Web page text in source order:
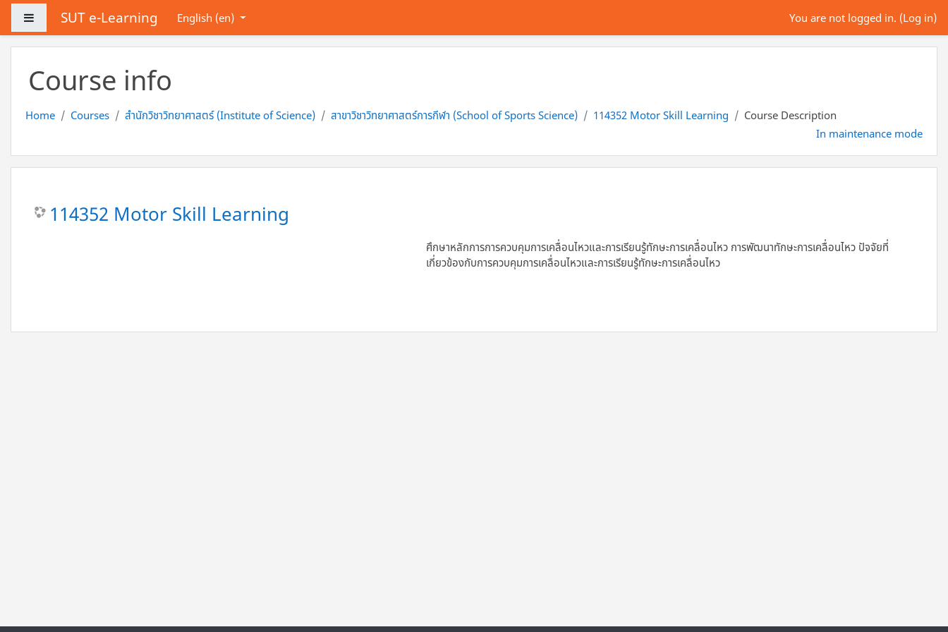
Skip to main content
Side panelSUT e-Learning English ‎(en)‎ You are not logged in. (Log in)
Course info
Home Courses สำนักวิชาวิทยาศาสตร์ (Institute of Science) สาขาวิชาวิทยาศาสตร์การกีฬา (School of Sports Science) 114352 Motor Skill Learning
Course Description
In maintenance mode
114352 Motor Skill Learning
ศึกษาหลักการการควบคุมการเคลื่อนไหวและการเรียนรู้ทักษะการเคลื่อนไหว การพัฒนาทักษะการเคลื่อนไหว ปัจจัยที่
เกี่ยวข้องกับการควบคุมการเคลื่อนไหวและการเรียนรู้ทักษะการเคลื่อนไหว